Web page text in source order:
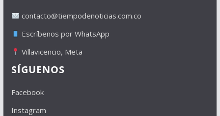
contacto@tiempodenoticias.com.co
Escríbenos por WhatsApp
Villavicencio, Meta
SÍGUENOS
Facebook
Instagram